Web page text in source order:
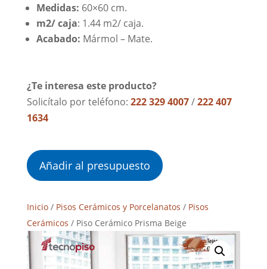
Medidas: 60×60 cm.
m2/ caja: 1.44 m2/ caja.
Acabado: Mármol – Mate.
¿Te interesa este producto?
Solicítalo por teléfono: 222 329 4007/222 407
1634
Añadir al presupuesto
Inicio/ Pisos Cerámicos y Porcelanatos / Pisos
Cerámicos / Piso Cerámico Prisma Beige